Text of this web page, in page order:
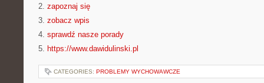
2. zapoznaj się
3. zobacz wpis
4. sprawdź nasze porady
5. https://www.dawidulinski.pl
CATEGORIES: PROBLEMY WYCHOWAWCZE